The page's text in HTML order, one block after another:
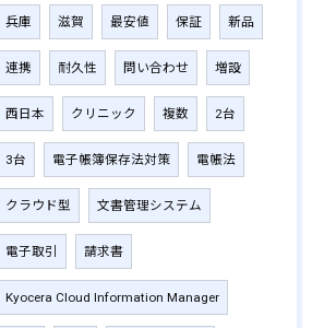
兵庫 滋賀 最安値 保証 新品
連携 耐久性 問い合わせ 増設
西日本 クリニック 複数 2台
3台 電子帳簿保存法対策 電帳法
クラウド型 文書管理システム
電子取引 請求書
Kyocera Cloud Information Manager